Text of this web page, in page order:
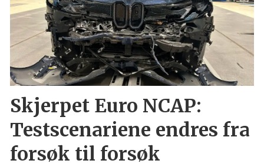
Skjerpet Euro NCAP:
Testscenariene endres fra
forsøk til forsøk